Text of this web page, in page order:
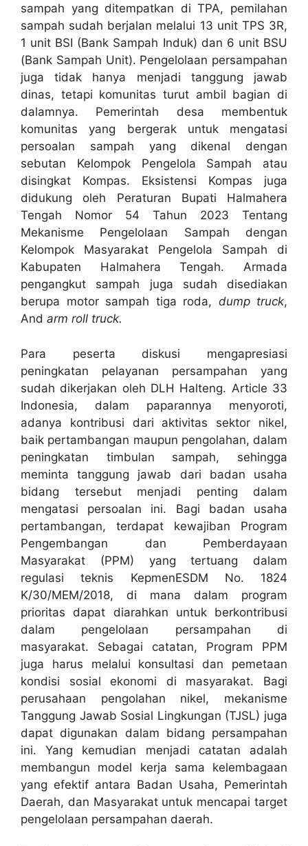
sampah yang ditempatkan di TPA, pemilahan
sampah sudah berjalan melalui 13 unit TPS 3R,
1 unit BSI (Bank Sampah Induk) dan 6 unit BSU
(Bank Sampah Unit). Pengelolaan persampahan
juga tidak hanya menjadi tanggung jawab
dinas, tetapi komunitas turut ambil bagian di
dalamnya. Pemerintah desa membentuk
komunitas yang bergerak untuk mengatasi
persoalan sampah yang dikenal dengan
sebutan Kelompok Pengelola Sampah atau
disingkat Kompas. Eksistensi Kompas juga
didukung oleh Peraturan Bupati Halmahera
Tengah Nomor 54 Tahun 2023 Tentang
Mekanisme Pengelolaan Sampah dengan
Kelompok Masyarakat Pengelola Sampah di
Kabupaten Halmahera Tengah. Armada
pengangkut sampah juga sudah disediakan
berupa motor sampah tiga roda, dump truck,
And arm roll truck.
Para peserta diskusi mengapresiasi
peningkatan pelayanan persampahan yang
sudah dikerjakan oleh DLH Halteng. Article 33
Indonesia, dalam paparannya menyoroti,
adanya kontribusi dari aktivitas sektor nikel,
baik pertambangan maupun pengolahan, dalam
peningkatan timbulan sampah, sehingga
meminta tanggung jawab dari badan usaha
bidang tersebut menjadi penting dalam
mengatasi persoalan ini. Bagi badan usaha
pertambangan, terdapat kewajiban Program
Pengembangan dan Pemberdayaan
Masyarakat (PPM) yang tertuang dalam
regulasi teknis KepmenESDM No. 1824
K/30/MEM/2018, di mana dalam program
prioritas dapat diarahkan untuk berkontribusi
dalam pengelolaan persampahan di
masyarakat. Sebagai catatan, Program PPM
juga harus melalui konsultasi dan pemetaan
kondisi sosial ekonomi di masyarakat. Bagi
perusahaan pengolahan nikel, mekanisme
Tanggung Jawab Sosial Lingkungan (TJSL) juga
dapat digunakan dalam bidang persampahan
ini. Yang kemudian menjadi catatan adalah
membangun model kerja sama kelembagaan
yang efektif antara Badan Usaha, Pemerintah
Daerah, dan Masyarakat untuk mencapai target
pengelolaan persampahan daerah.